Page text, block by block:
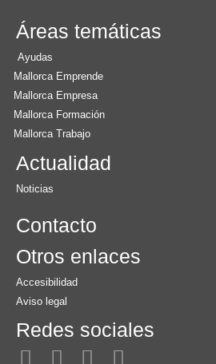
Áreas temáticas
Ayudas
Mallorca Emprende
Mallorca Empresa
Mallorca Formación
Mallorca Trabajo
Actualidad
Noticias
Contacto
Otros enlaces
Accesibilidad
Aviso legal
Redes sociales